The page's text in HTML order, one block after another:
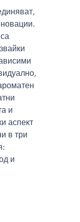
и
аспект
в три
и